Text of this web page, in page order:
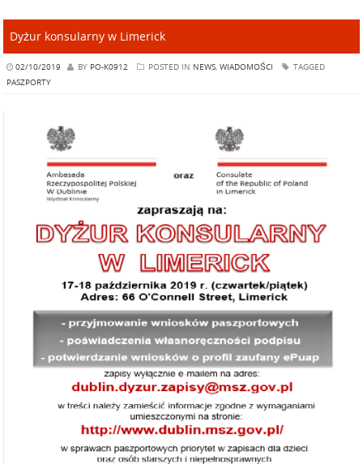
Dyżur konsularny w Limerick
02/10/2019 BY PO-K0912 POSTED IN NEWS, WIADOMOŚCI
TAGGED
PASZPORTY